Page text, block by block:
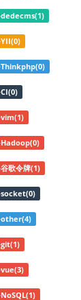
dedecms(1)
YII(0)
Thinkphp(0)
CI(0)
vim(1)
Hadoop(0)
谷歌令牌(1)
socket(0)
other(4)
git(1)
vue(3)
NoSQL(1)